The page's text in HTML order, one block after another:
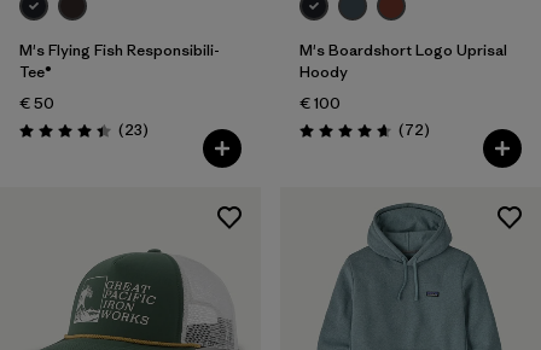
M's Flying Fish Responsibili-
Tee®
€ 50
Évaluation: 4.4 / 5
(23Avis
)
M's Boardshort Logo Uprisal
Hoody
€ 100
Évaluation: 4.7 / 5
(72Avis
)